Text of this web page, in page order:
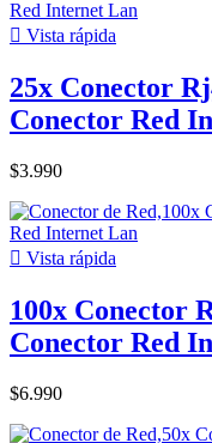
 Vista rápida
25x Conector
Conector Red
$3.990
 Vista rápida
100x Conector
Conector Red
$6.990